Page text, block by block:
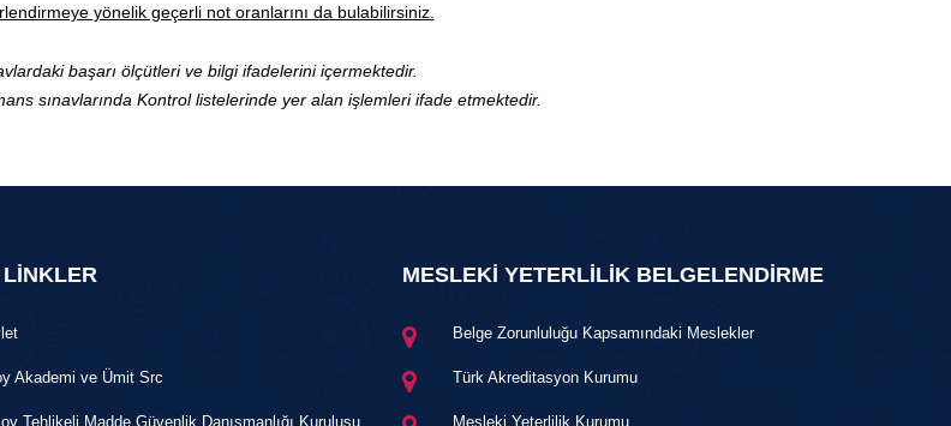
yönelik geçerli not oranlarını da bulabilirsiniz.
başarı ölçütleri ve bilgi ifadelerini içermektedir.
sınavlarında Kontrol listelerinde yer alan işlemleri ifade etmektedir.
Akademi ve Ümit Src
Tehlikeli Madde Güvenlik Danışmanlığı Kuruluşu
MESLEKİ YETERLİLİK BELGELENDİRME
Belge Zorunluluğu Kapsamındaki Meslekler
Türk Akreditasyon Kurumu
Mesleki Yeterlilik Kurumu